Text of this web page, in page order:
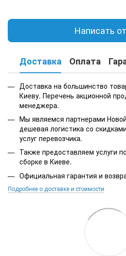
Написать
Доставка Оплата
Доставка на большинство
Киеву. Перечень акционной
менеджера.
Мы являемся партнерами
дешевая логистика со
услуг перевозчика.
Также предоставляем услуги
сборке в Киеве.
Официальная гарантия и
Подробнее о доставке и стоимости